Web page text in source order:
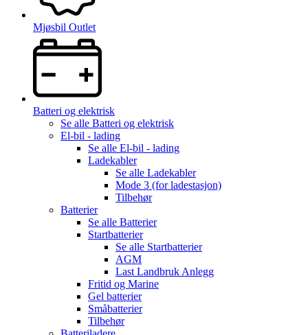
Mjøsbil Outlet
Batteri og elektrisk
Se alle Batteri og elektrisk
El-bil - lading
Se alle El-bil - lading
Ladekabler
Se alle Ladekabler
Mode 3 (for ladestasjon)
Tilbehør
Batterier
Se alle Batterier
Startbatterier
Se alle Startbatterier
AGM
Last Landbruk Anlegg
Fritid og Marine
Gel batterier
Småbatterier
Tilbehør